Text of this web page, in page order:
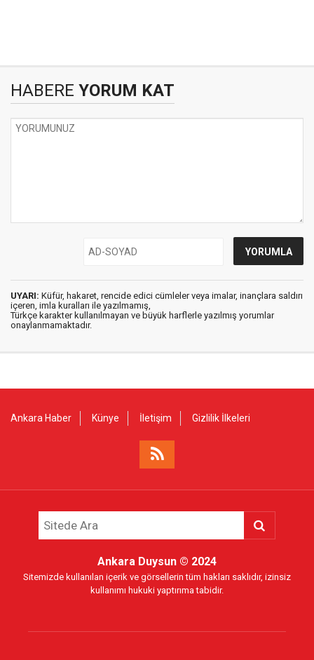
HABERE YORUM KAT
UYARI: Küfür, hakaret, rencide edici cümleler veya imalar, inançlara saldırı
içeren, imla kuralları ile yazılmamış,
Türkçe karakter kullanılmayan ve büyük harflerle yazılmış yorumlar
onaylanmamaktadır.
Ankara Haber Künye İletişim Gizlilik İlkeleri
Ankara Duysun © 2024
Sitemizde kullanılan içerik ve görsellerin tüm hakları saklıdır, izinsiz
kullanımı hukuki yaptırıma tabidir.